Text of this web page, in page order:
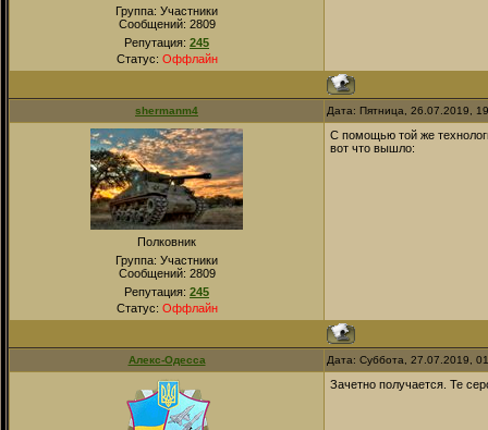
Группа: Участники
Сообщений: 2809
Репутация: 245
Статус: Оффлайн
shermanm4 Дата: Пятница, 26.07.2019,
Полковник
Группа: Участники
Сообщений: 2809
Репутация: 245
Статус: Оффлайн
С помощью той же
вот что вышло:
Алекс-Одесса Дата: Суббота, 27.07.2019,
Зачетно получается. Те